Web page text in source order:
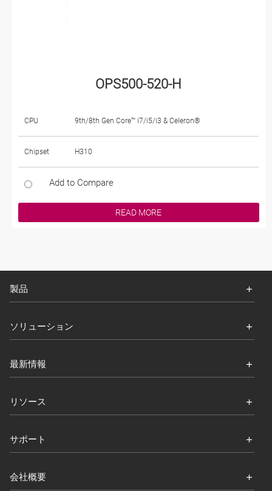
OPS500-520-H
CPU 9th/8th Gen Core™ i7/i5/i3 & Celeron®
Chipset H310
Add to Compare
READ MORE
製品
ソリューション
最新情報
リソース
サポート
会社概要